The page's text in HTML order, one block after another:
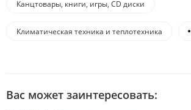
Канцтовары, книги, игры, CD диски
Климатическая техника и теплотехника
Вас может заинтересовать: